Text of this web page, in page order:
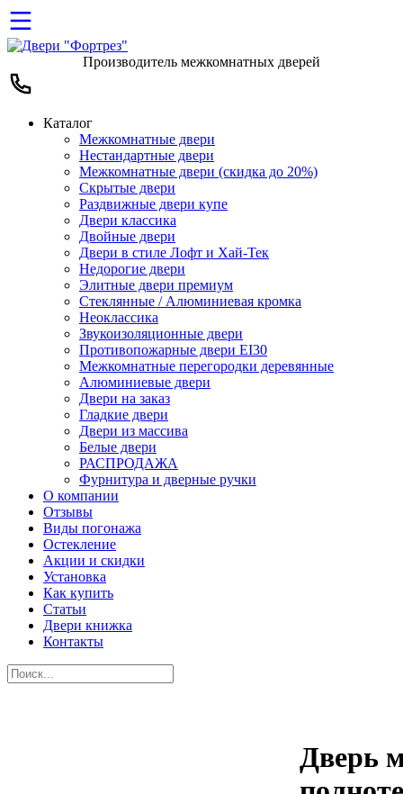
Производитель межкомнатных дверей
Каталог
Межкомнатные двери
Нестандартные двери
Межкомнатные двери (скидка до 20%)
Скрытые двери
Раздвижные двери купе
Двери классика
Двойные двери
Двери в стиле Лофт и Хай-Тек
Недорогие двери
Элитные двери премиум
Стеклянные / Алюминиевая кромка
Неоклассика
Звукоизоляционные двери
Противопожарные двери EI30
Межкомнатные перегородки деревянные
Алюминиевые двери
Двери на заказ
Гладкие двери
Двери из массива
Белые двери
РАСПРОДАЖА
Фурнитура и дверные ручки
О компании
Отзывы
Виды погонажа
Остекление
Акции и скидки
Установка
Как купить
Статьи
Двери книжка
Контакты
Дверь